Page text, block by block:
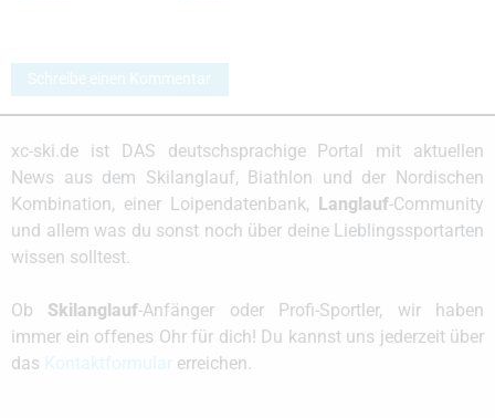
Schreibe einen Kommentar
xc-ski.de ist DAS deutschsprachige Portal mit aktuellen
News aus dem Skilanglauf, Biathlon und der Nordischen
Kombination, einer Loipendatenbank,
Langlauf-Community
und allem was du sonst noch über deine Lieblingssportarten
wissen solltest.
Ob Skilanglauf-Anfänger oder Profi-Sportler, wir haben
immer ein offenes Ohr für dich! Du kannst uns jederzeit über
das
erreichen.